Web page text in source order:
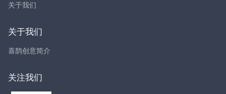
关于我们
关于我们
喜鹊创意简介
关注我们